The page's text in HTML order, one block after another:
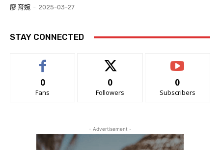
廖 育婉 - 2025-03-27
STAY CONNECTED
0
Fans
0
Followers
0
Subscribers
- Advertisement -